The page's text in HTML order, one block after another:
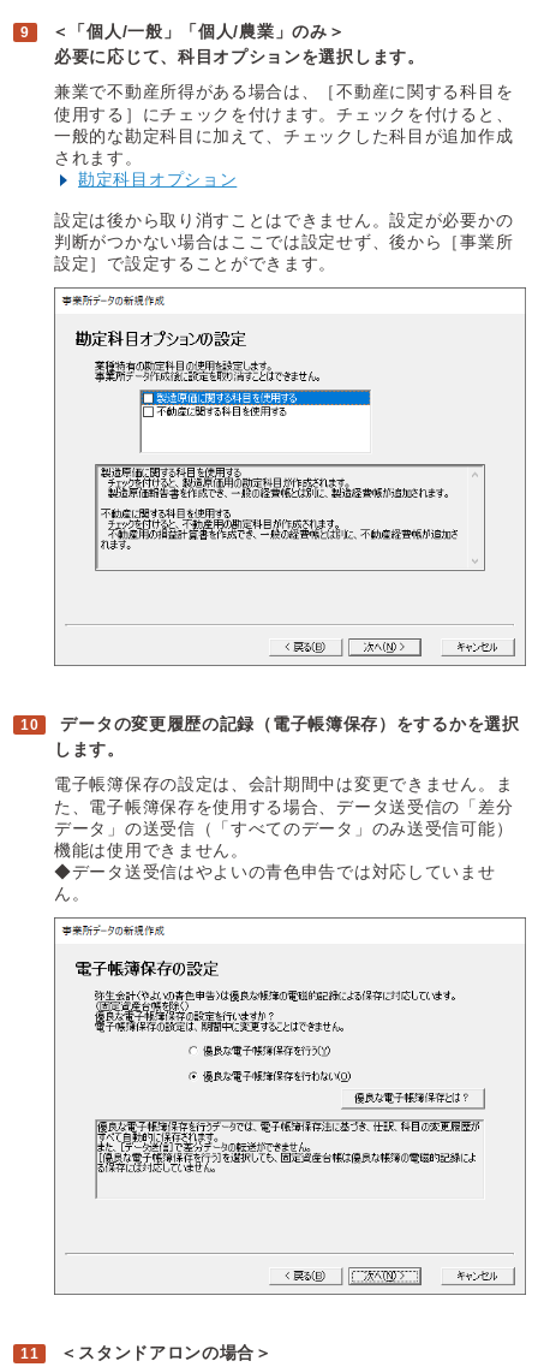
＜「個人/一般」「個人/農業」のみ＞
必要に応じて、科目オプションを選択します。
兼業で不動産所得がある場合は、［不動産に関する科目を
使用する］にチェックを付けます。チェックを付けると、
一般的な勘定科目に加えて、チェックした科目が追加作成
されます。
勘定科目オプション
設定は後から取り消すことはできません。設定が必要かの
判断がつかない場合はここでは設定せず、後から［事業所
設定］で設定することができます。
データの変更履歴の記録（電子帳簿保存）をするかを選択
します。
電子帳簿保存の設定は、会計期間中は変更できません。ま
た、電子帳簿保存を使用する場合、データ送受信の「差分
データ」の送受信（「すべてのデータ」のみ送受信可能）
機能は使用できません。
◆データ送受信はやよいの青色申告では対応していませ
ん。
＜スタンドアロンの場合＞